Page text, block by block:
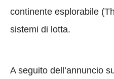
continente esplorabile
sistemi di lotta.
A seguito dell’annuncio